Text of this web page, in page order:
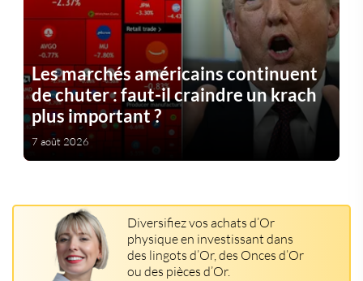
Les marchés américains continuent
de chuter : faut-il craindre un krach
plus important ?
7 août 2026
Diversifiez vos achats d’Or
physique en investissant dans
des lingots d’Or, des Onces d’Or
ou des pièces d’Or.